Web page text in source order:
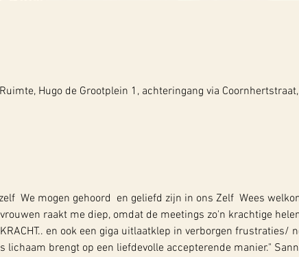
Hugo de Grootplein 1, achteringang via
We mogen gehoord  en geliefd zijn in ons Zelf  Wees
raakt me diep, omdat de meetings zo'n krachtige
en ook een giga uitlaatklep in verborgen frustraties/
lichaam brengt op een liefdevolle accepterende manier."